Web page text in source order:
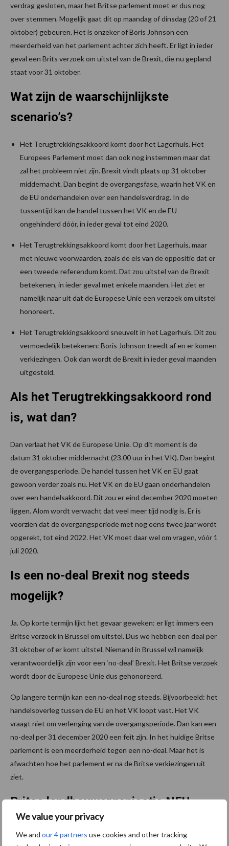
We value your privacy
We and our 4 partners use cookies and other tracking
verdrag gesloten, maar het Britse parlement moet er dus nog
over stemmen. Mogelijk gaat dit op maandag of dinsdag (20 of 21
oktober) gebeuren. Het is onzeker of Boris Johnson een
meerderheid van het parlement achter zich heeft. Er ligt in ieder
geval een Brits verzoek om uitstel van de Brexit, die nu gepland
staat voor 31 oktober.
Wat zijn de waarschijnlijkste
scenario’s?
Het Terugtrekkingsakkoord komt door het Lagerhuis. Het
Europees Parlement moet dan ook nog instemmen maar dat
zal het probleem niet zijn. Brexit vindt plaats op 31 oktober
middernacht. Dan begint de overgangsfase, waarin het VK en
de EU onderhandelen over een handelsverdrag. In de
tussentijd kan de handel tussen het VK en de EU
ongehinderd dóór, in ieder geval tot eind 2020.
Het Terugtrekkingsakkoord komt door het Lagerhuis, maar
met nieuwe voorwaarden, zoals de eis van de oppositie dat er
een tweede referendum komt. Dat zou uitstel van de Brexit
betekenen, in ieder geval met enkele maanden. Het ziet er
namelijk naar uit dat de Europese Unie een verzoek om uitstel
honoreert.
Het Terugtrekkingsakkoord sneuvelt in het Lagerhuis. Dit zou
vermoedelijk betekenen: Boris Johnson treedt af en er komen
verkiezingen. Ook dan wordt de Brexit in ieder geval maanden
uitgesteld.
Als het Terugtrekkingsakkoord rond
is, wat dan?
Dan verlaat het VK de Europese Unie. Op dit moment is de
datum 31 oktober middernacht (23.00 uur in het VK). Dan begint
de overgangsperiode. De handel tussen het VK en EU gaat
gewoon verder zoals nu. Het VK en de EU gaan onderhandelen
over een handelsakkoord. Dit zou er eind december 2020 moeten
liggen. Alom wordt verwacht dat veel meer tijd nodig is. Er is
voorzien dat de overgangsperiode met nog eens twee jaar wordt
opgerekt, tot eind 2022. Het VK moet daar wel om vragen, vóór 1
juli 2020.
Is een no-deal Brexit nog steeds
mogelijk?
Ja. Op korte termijn lijkt het gevaar geweken: er ligt immers een
Britse verzoek in Brussel om uitstel. Dus we hebben een deal per
31 oktober of er komt uitstel. Niemand in Brussel wil namelijk
verantwoordelijk zijn voor een ‘no-deal’ Brexit. Het Britse verzoek
wordt door de Europese Unie dus gehonoreerd.
Op langere termijn kan een no-deal nog steeds. Bijvoorbeeld: het
handelsoverleg tussen de EU en het VK loopt vast. Het VK
vraagt niet om verlenging van de overgangsperiode. Dan kan een
no-deal per 31 december 2020 een feit zijn. In het huidige Britse
parlement is een meerderheid tegen een no-deal. Maar het is
afwachten hoe het parlement er na de Britse verkiezingen uit
ziet.
Britse landbouworganisatie NFU